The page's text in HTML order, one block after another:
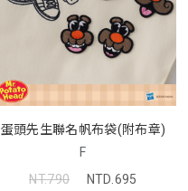
蛋頭先生聯名帆布袋(附布章)
F
NT.790
NTD.695